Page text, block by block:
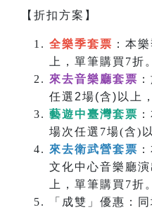
【折扣方案】
全樂季套票 ：本
上，單筆購買7折。
來去音樂廳套票
任選2場(含)以上
藝遊中臺灣套票
場次任選7場(含)
來去衛武營套票
文化中心音樂廳
上，單筆購買7折。
「成雙」優惠：